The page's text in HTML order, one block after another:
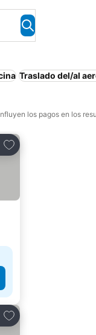
Traslado del/al
los pagos en los
Añadir a favoritos
Añadir a favoritos